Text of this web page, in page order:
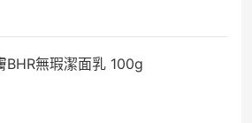
BHR無瑕潔面乳 100g